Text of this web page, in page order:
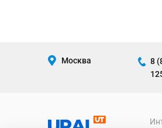
Москва
8